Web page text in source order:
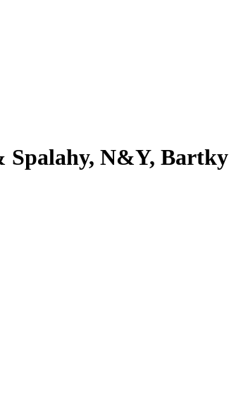
Spalahy, N&Y, Bartky